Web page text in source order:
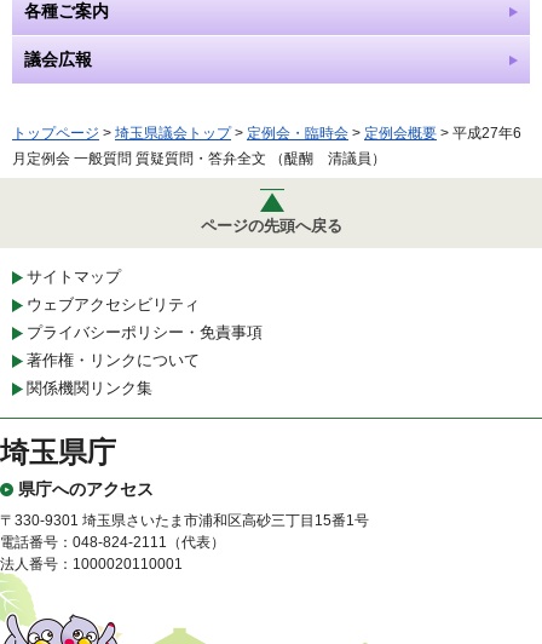
各種ご案内
議会広報
トップページ > 埼玉県議会トップ> 定例会・臨時会 > 定例会概要 > 平成27年6
月定例会 一般質問 質疑質問・答弁全文 （醍醐 清議員）
ページの先頭へ戻る
サイトマップ
ウェブアクセシビリティ
プライバシーポリシー・免責事項
著作権・リンクについて
関係機関リンク集
埼玉県庁
県庁へのアクセス
〒330-9301 埼玉県さいたま市浦和区高砂三丁目15番1号
電話番号：048-824-2111（代表）
法人番号：1000020110001